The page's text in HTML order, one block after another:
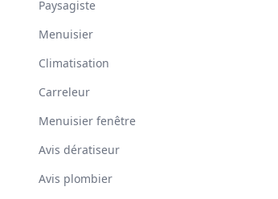
Paysagiste
Menuisier
Climatisation
Carreleur
Menuisier fenêtre
Avis dératiseur
Avis plombier